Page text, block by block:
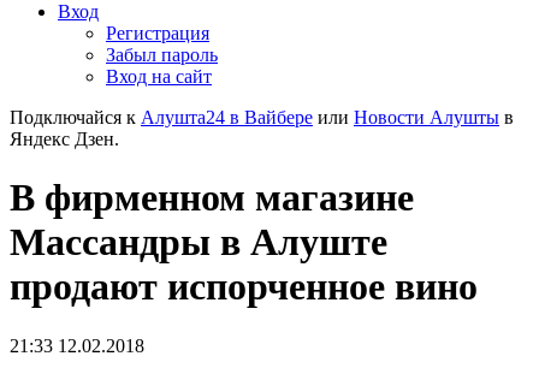
Вход
Регистрация
Забыл пароль
Вход на сайт
Подключайся к Алушта24 в Вайбере или Новости Алушты в
Яндекс Дзен.
В фирменном магазине
Массандры в Алуште
продают испорченное вино
21:33 12.02.2018